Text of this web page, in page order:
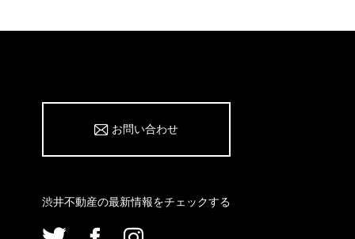
お問い合わせ
渋井不動産の最新情報をチェックする